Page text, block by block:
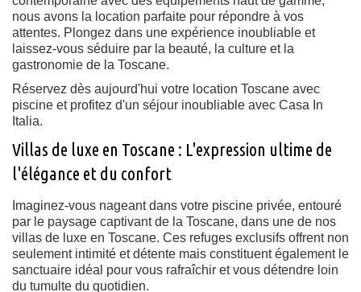
nous avons la location parfaite pour répondre à vos
attentes. Plongez dans une expérience inoubliable et
laissez-vous séduire par la beauté, la culture et la
gastronomie de la Toscane.
Réservez dès aujourd'hui votre location Toscane avec
piscine et profitez d'un séjour inoubliable avec Casa In
Italia.
Villas de luxe en Toscane : L'expression ultime de
l'élégance et du confort
Imaginez-vous nageant dans votre piscine privée, entouré
par le paysage captivant de la Toscane, dans une de nos
villas de luxe en Toscane. Ces refuges exclusifs offrent non
seulement intimité et détente mais constituent également le
sanctuaire idéal pour vous rafraîchir et vous détendre loin
du tumulte du quotidien.